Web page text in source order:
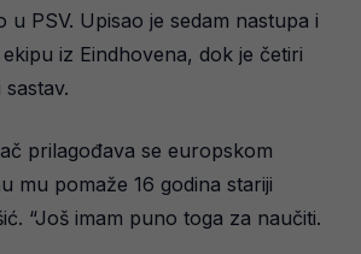
u PSV. Upisao je sedam nastupa i
iz Eindhovena, dok je četiri
prilagođava se europskom
mu pomaže 16 godina stariji
“Još imam puno toga za naučiti.